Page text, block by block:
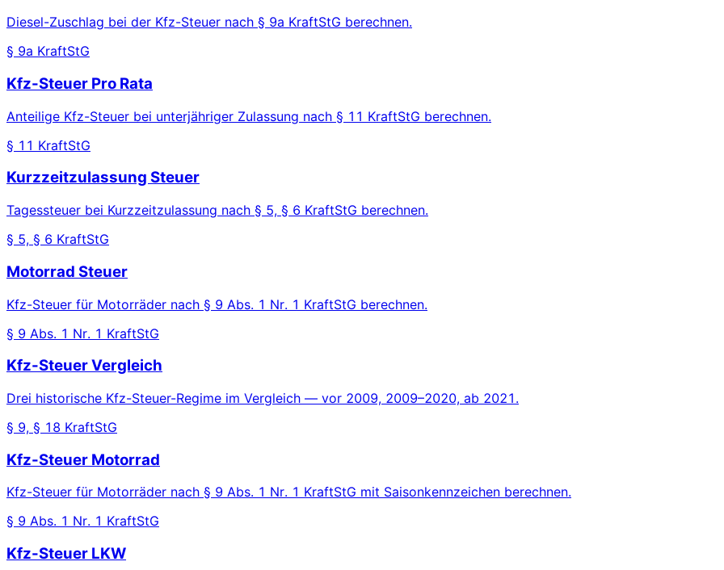
Diesel-Zuschlag bei der Kfz-Steuer nach § 9a KraftStG berechnen.
§ 9a KraftStG
Kfz-Steuer Pro Rata
Anteilige Kfz-Steuer bei unterjähriger Zulassung nach § 11 KraftStG berechnen.
§ 11 KraftStG
Kurzzeitzulassung Steuer
Tagessteuer bei Kurzzeitzulassung nach § 5, § 6 KraftStG berechnen.
§ 5, § 6 KraftStG
Motorrad Steuer
Kfz-Steuer für Motorräder nach § 9 Abs. 1 Nr. 1 KraftStG berechnen.
§ 9 Abs. 1 Nr. 1 KraftStG
Kfz-Steuer Vergleich
Drei historische Kfz-Steuer-Regime im Vergleich — vor 2009, 2009–2020, ab 2021.
§ 9, § 18 KraftStG
Kfz-Steuer Motorrad
Kfz-Steuer für Motorräder nach § 9 Abs. 1 Nr. 1 KraftStG mit Saisonkennzeichen berechnen.
§ 9 Abs. 1 Nr. 1 KraftStG
Kfz-Steuer LKW